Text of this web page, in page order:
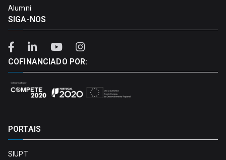
Alumni
SIGA-NOS
COFINANCIADO POR:
PORTAIS
SIUPT